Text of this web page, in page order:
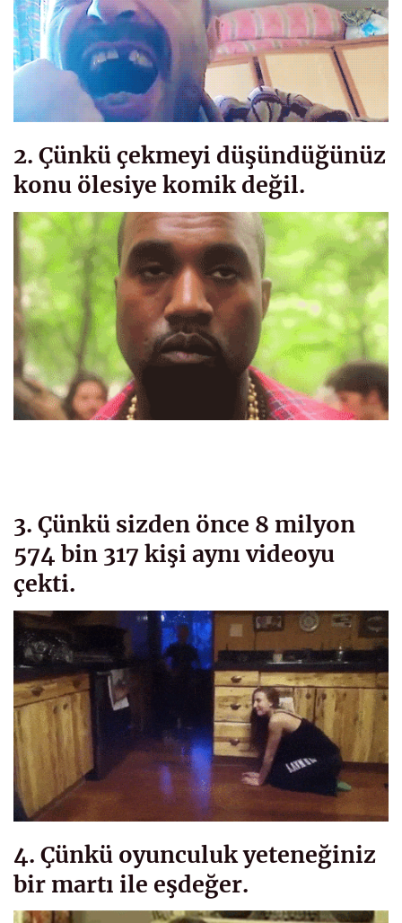
2. Çünkü çekmeyi düşündüğünüz
konu ölesiye komik değil.
3. Çünkü sizden önce 8 milyon
574 bin 317 kişi aynı videoyu
çekti.
4. Çünkü oyunculuk yeteneğiniz
bir martı ile eşdeğer.